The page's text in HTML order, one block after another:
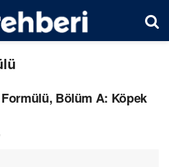
Bölüm A: Köpek